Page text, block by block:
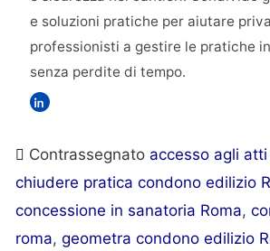
e soluzioni pratiche per aiutare
professionisti a gestire le pratiche
senza perdite di tempo.
Contrassegnato accesso agli
chiudere pratica condono edilizio
concessione in sanatoria Roma,
roma, geometra condono edilizio